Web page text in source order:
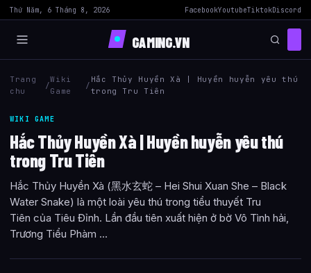
Thứ Năm, 6 Tháng 8, 2026 FacebookYoutubeTiktokDiscord
GAMING.VN
Trang
chu
/
Wiki
Game
/
Hắc Thủy Huyền Xà | Huyền huyễn yêu thú
trong Tru Tiên
WIKI GAME
Hắc Thủy Huyền Xà | Huyền huyễn yêu thú
trong Tru Tiên
Hắc Thủy Huyền Xà (黑水玄蛇 – Hei Shui Xuan She – Black
Water Snake) là một loài yêu thú trong tiểu thuyết Tru
Tiên của Tiêu Đỉnh. Lần đầu tiên xuất hiện ở bờ Vô Tình hải,
Trương Tiểu Phàm ...